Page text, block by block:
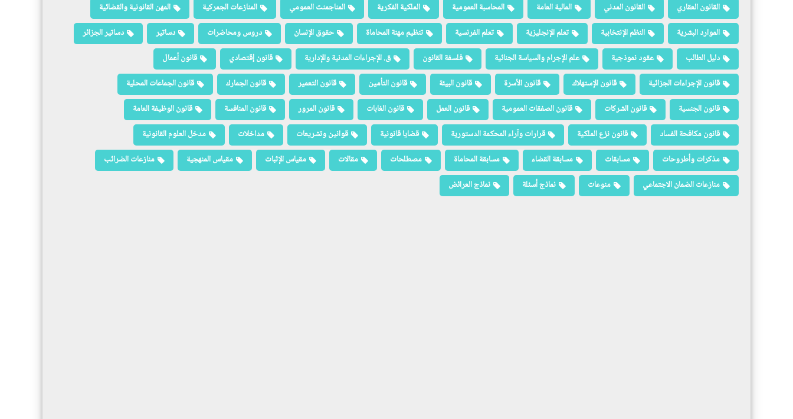
القانون العقاري
القانون المدني المالية العامة المحاسبة العمومية الملكية الفكرية المناجمنت العمومي المنازعات الجمركية
المهن القانونية والقضائية
الموارد البشرية
النظم الإنتخابية تعلم الإنجليزية تعلم الفرنسية تنظيم مهنة المحاماة حقوق الإنسان دروس ومحاضرات دساتير
دساتير الجزائر
دليل الطالب
عقود نموذجية علم الإجرام والسياسة الجنائية فلسفة القانون ق. الإجراءات المدنية والإدارية قانون إقتصادي
قانون أعمال
قانون الإجراءات الجزائية
قانون الإستهلاك قانون الأسرة قانون البيئة قانون التأمين قانون التعمير قانون الجمارك
قانون الجماعات المحلية
قانون الجنسية
قانون الشركات قانون الصفقات العمومية قانون العمل قانون الغابات قانون المرور قانون المنافسة
قانون الوظيفة العامة
قانون مكافحة الفساد
قانون نزع الملكية قرارات وآراء المحكمة الدستورية قضايا قانونية قوانين وتشريعات مداخلات
مدخل العلوم القانونية
مذكرات وأطروحات
مسابقات مسابقة القضاء مسابقة المحاماة مصطلحات مقالات مقياس الإثبات مقياس المنهجية
منازعات الضرائب
منازعات الضمان الاجتماعي
منوعات نماذج أسئلة نماذج العرائض